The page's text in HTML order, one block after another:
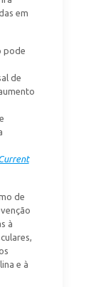
em
pode
de
de
à
e à